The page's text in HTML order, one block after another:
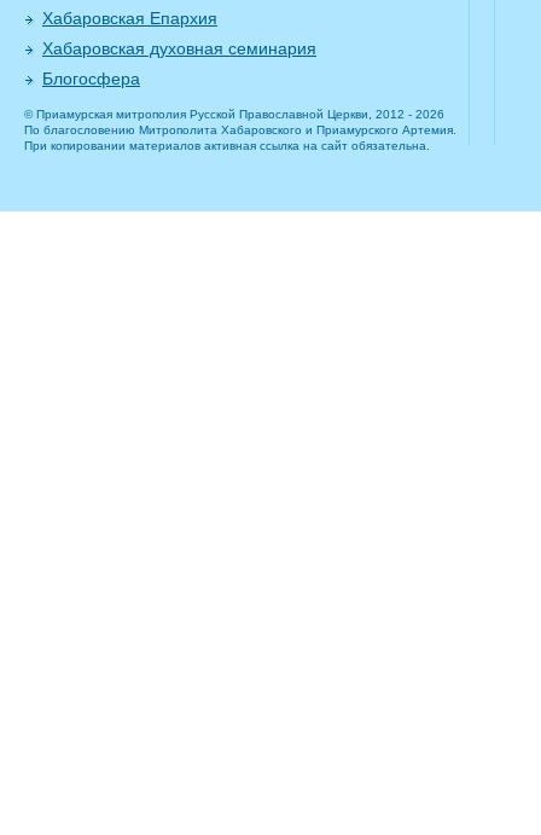
Хабаровская Епархия
Хабаровская духовная семинария
Блогосфера
© Приамурская митрополия Русской Православной Церкви, 2012 - 2026
По благословению Митрополита Хабаровского и Приамурского Артемия.
При копировании материалов активная ссылка на сайт обязательна.